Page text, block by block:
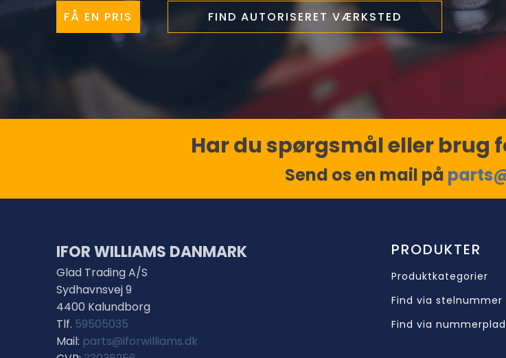
FÅ EN PRIS FIND AUTORISERET VÆRKSTED
Har du spørgsmål eller
Send os en mail på
IFOR WILLIAMS DANMARK
Glad Trading A/S
Sydhavnsvej 9
4400 Kalundborg
Tlf. 59505035
Mail: parts@iforwilliams.dk
PRODUKTER
Produktkategorier
Find via stelnummer
Find via